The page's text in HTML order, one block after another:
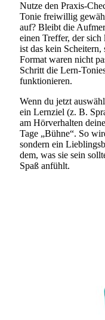
Nutze den Praxis-
Tonie freiwillig
auf? Bleibt die
einen Treffer, der
ist das kein
Format waren nicht
Schritt die Lern-
funktionieren.
Wenn du jetzt
ein Lernziel (z. B.
am Hörverhalten
Tage „Bühne“. So
sondern ein
dem, was sie sein
Spaß anfühlt.